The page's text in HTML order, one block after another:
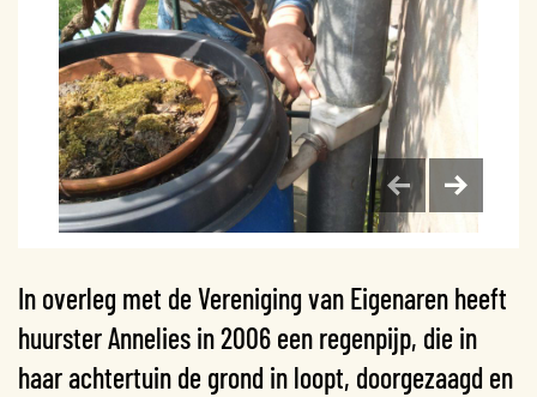
In overleg met de Vereniging van Eigenaren heeft
huurster Annelies in 2006 een regenpijp, die in
haar achtertuin de grond in loopt, doorgezaagd en